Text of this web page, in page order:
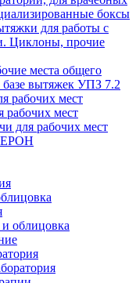
боксы
для работы с
Циклоны, прочие
места общего
базе вытяжек УПЗ 7.2
рабочих мест
рабочих мест
для рабочих мест
облицовка